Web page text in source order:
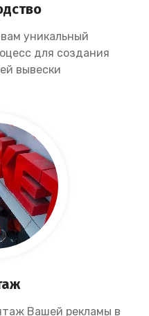
уникальный
для создания
вывески
Вашей рекламы в